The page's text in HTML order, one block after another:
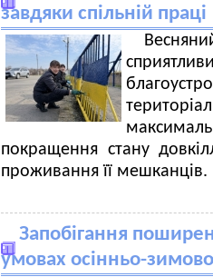
завдяки спільній праці
покращення стану
проживання її мешканців.
Запобігання
умовах осінньо-